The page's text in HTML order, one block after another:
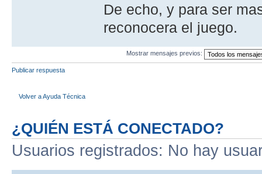
De echo, y para ser
reconocera el juego.
Mostrar mensajes previos:
Publicar respuesta
Volver a Ayuda Técnica
¿QUIÉN ESTÁ CONECTADO?
Usuarios registrados: No hay